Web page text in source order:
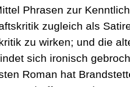
Phrasen zur
zugleich als
zu wirken; und die
sich ironisch
Roman hat